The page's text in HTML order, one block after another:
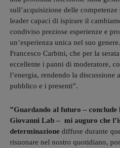
sull’acquisizione delle competenze
leader capaci di ispirare il
condiviso preziose esperienze e
un’esperienza unica nel suo
Francesco Carbini, che per la
eccellente i panni di moderatore,
l’energia, rendendo la
pubblico e i presenti”.
”Guardando al futuro – conclude
Giovanni Lab – mi auguro che
determinazione diffuse durante
risuonare nel nostro quotidiano,